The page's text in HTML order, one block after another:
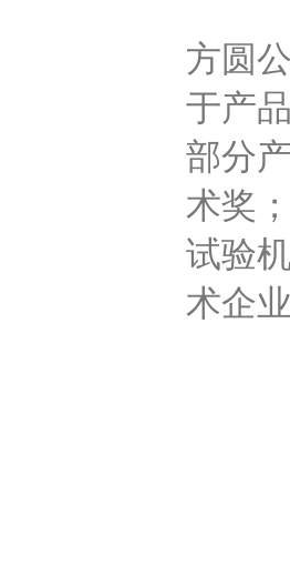
方圆
于产
部分
术奖
试验
术企